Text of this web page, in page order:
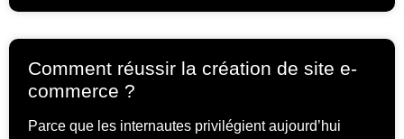
Comment réussir la création de site e-
commerce ?
Parce que les internautes privilégient aujourd’hui